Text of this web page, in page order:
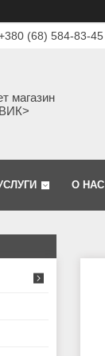
(68) 584-83-45
магазин
О НАС